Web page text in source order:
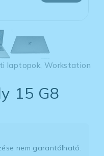
laptopok Workstation
15 G8
nem garantálható.